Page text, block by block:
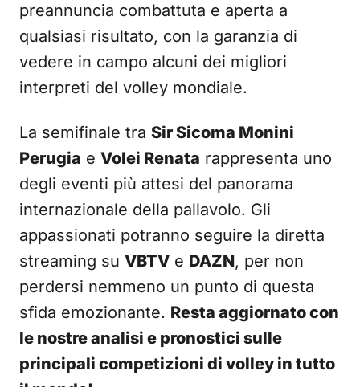
preannuncia combattuta e aperta a
qualsiasi risultato, con la garanzia di
vedere in campo alcuni dei migliori
interpreti del volley mondiale.
La semifinale tra Sir Sicoma Monini
Perugia e Volei Renata rappresenta uno
degli eventi più attesi del panorama
internazionale della pallavolo. Gli
appassionati potranno seguire la diretta
streaming su VBTV e DAZN, per non
perdersi nemmeno un punto di questa
sfida emozionante. Resta aggiornato con
le nostre analisi e pronostici sulle
principali competizioni di volley in tutto